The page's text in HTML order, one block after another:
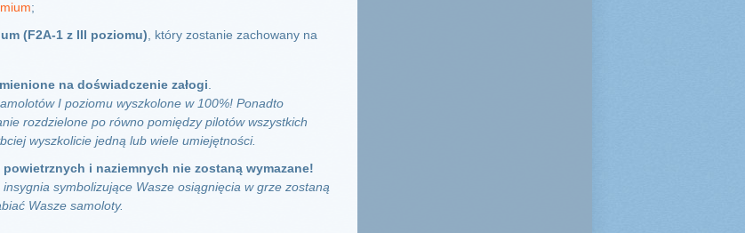
;
(F2A-1 z III poziomu) , który zostanie zachowany na
na doświadczenie załogi
I poziomu wyszkolone w 100%! Ponadto
rozdzielone po równo pomiędzy pilotów wszystkich
wyszkolicie jedną lub wiele umiejętności.
i naziemnych nie zostaną wymazane!
symbolizujące Wasze osiągnięcia w grze zostaną
Wasze samoloty.